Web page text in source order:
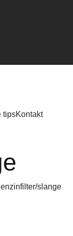
tipsKontakt
slange